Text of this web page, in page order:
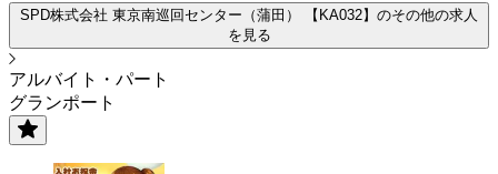
SPD株式会社 東京南巡回センター（蒲田） 【KA032】のその他の求人
を見る
アルバイト・パート
グランポート